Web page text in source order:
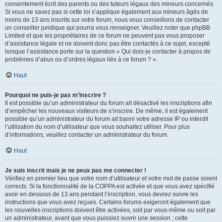
consentement écrit des parents ou des tuteurs légaux des mineurs concernés.
Si vous ne savez pas si cette loi s’applique également aux mineurs âgés de
moins de 13 ans inscrits sur votre forum, nous vous conseillons de contacter
un conseiller juridique qui pourra vous renseigner. Veuillez noter que phpBB
Limited et que les propriétaires de ce forum ne peuvent pas vous proposer
d’assistance légale et ne doivent donc pas être contactés à ce sujet, excepté
lorsque l’assistance porte sur la question « Qui dois-je contacter à propos de
problèmes d’abus ou d’ordres légaux liés à ce forum ? ».
Haut
Pourquoi ne puis-je pas m’inscrire ?
Il est possible qu’un administrateur du forum ait désactivé les inscriptions afin
d’empêcher les nouveaux visiteurs de s’inscrire. De même, il est également
possible qu’un administrateur du forum ait banni votre adresse IP ou interdit
l’utilisation du nom d’utilisateur que vous souhaitez utiliser. Pour plus
d’informations, veuillez contacter un administrateur du forum.
Haut
Je suis inscrit mais je ne peux pas me connecter !
Vérifiez en premier lieu que votre nom d’utilisateur et votre mot de passe soient
corrects. Si la fonctionnalité de la COPPA est activée et que vous avez spécifié
avoir en dessous de 13 ans pendant l’inscription, vous devrez suivre les
instructions que vous avez reçues. Certains forums exigeront également que
les nouvelles inscriptions doivent être activées, soit par vous-même ou soit par
un administrateur, avant que vous puissiez ouvrir une session ; cette